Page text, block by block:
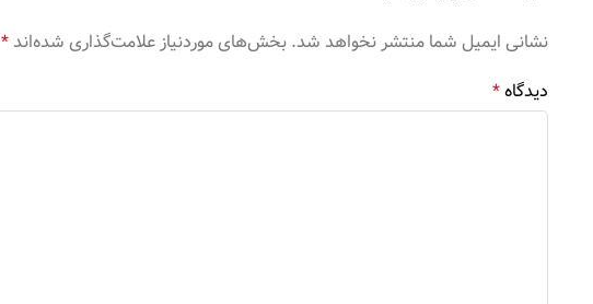
نشانی ایمیل شما منتشر نخواهد شد. بخش‌های موردنیاز علامت‌گذاری شده‌اند*
دیدگاه*